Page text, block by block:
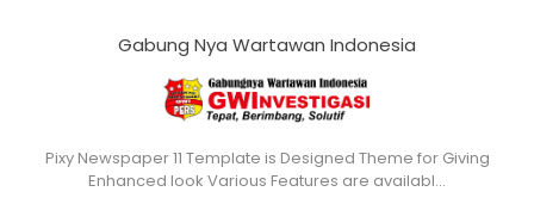
Gabung Nya Wartawan Indonesia
Pixy Newspaper 11 Template is Designed Theme for Giving
Enhanced look Various Features are availabl…